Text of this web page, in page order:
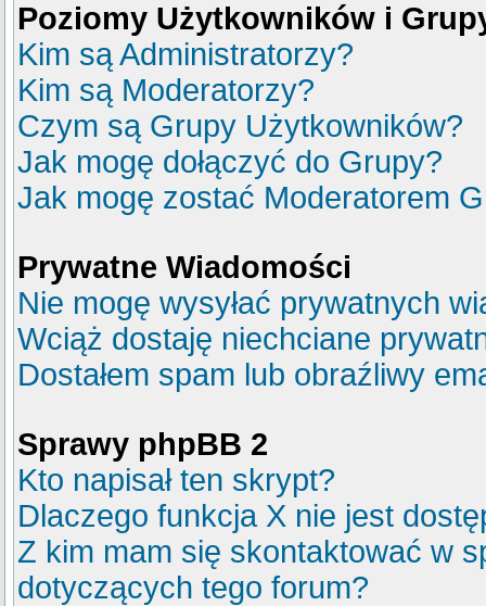
Poziomy Użytkowników i
Kim są Administratorzy?
Kim są Moderatorzy?
Czym są Grupy Użytkowników?
Jak mogę dołączyć do Grupy?
Jak mogę zostać Moderatorem
Prywatne Wiadomości
Nie mogę wysyłać prywatnych
Wciąż dostaję niechciane
Dostałem spam lub obraźliwy
Sprawy phpBB 2
Kto napisał ten skrypt?
Dlaczego funkcja X nie jest
Z kim mam się skontaktować w
dotyczących tego forum?